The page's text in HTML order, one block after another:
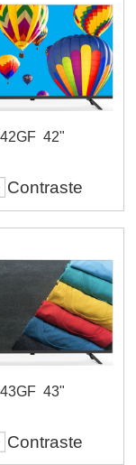
42GF 42"
Contraste
43GF 43"
Contraste